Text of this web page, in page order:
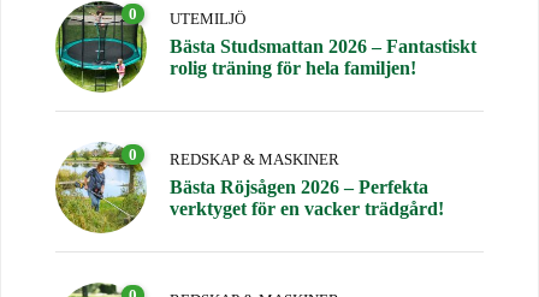
0 UTEMILJÖ
Bästa Studsmattan 2026 – Fantastiskt
rolig träning för hela familjen!
0 REDSKAP & MASKINER
Bästa Röjsågen 2026 – Perfekta
verktyget för en vacker trädgård!